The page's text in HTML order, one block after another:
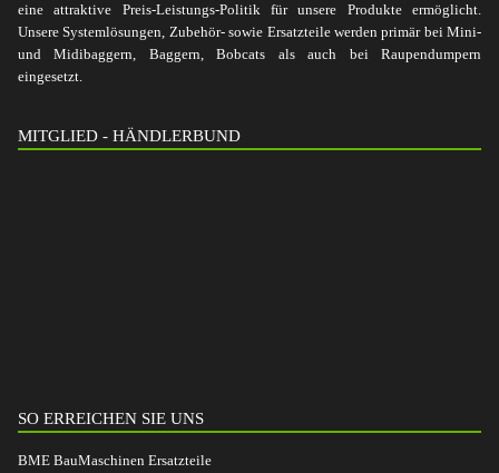
eine attraktive Preis-Leistungs-Politik für unsere Produkte ermöglicht.
Unsere Systemlösungen, Zubehör- sowie Ersatzteile werden primär bei Mini-
und Midibaggern, Baggern, Bobcats als auch bei Raupendumpern
eingesetzt.
MITGLIED - HÄNDLERBUND
SO ERREICHEN SIE UNS
BME BauMaschinen Ersatzteile